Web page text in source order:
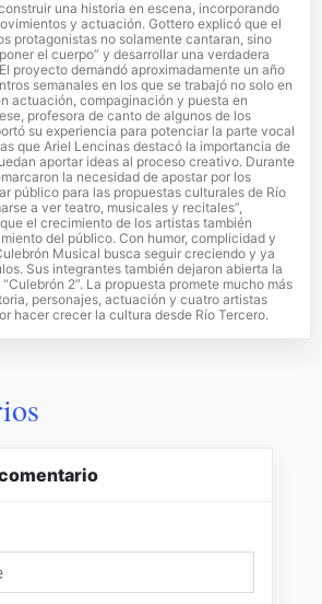
una historia en escena, incorporando
y actuación. Gottero explicó que el
protagonistas no solamente cantaran, sino
el cuerpo” y desarrollar una verdadera
proyecto demandó aproximadamente un año
semanales en los que se trabajó no solo en
actuación, compaginación y puesta en
profesora de canto de algunos de los
su experiencia para potenciar la parte vocal
que Ariel Lencinas destacó la importancia de
aportar ideas al proceso creativo. Durante
la necesidad de apostar por los
público para las propuestas culturales de Río
a ver teatro, musicales y recitales”,
el crecimiento de los artistas también
del público. Con humor, complicidad y
Musical busca seguir creciendo y ya
Sus integrantes también dejaron abierta la
2”. La propuesta promete mucho más
personajes, actuación y cuatro artistas
hacer crecer la cultura desde Río Tercero.